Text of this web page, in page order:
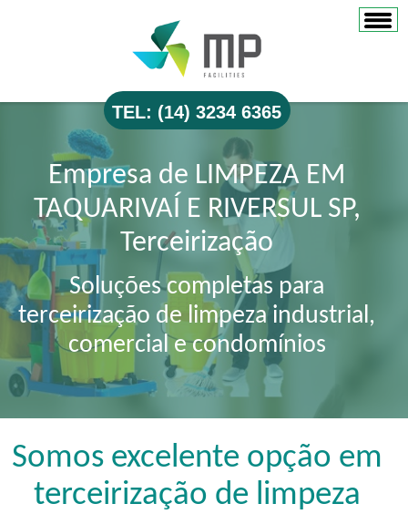
TEL: (14) 3234 6365
Empresa de LIMPEZA EM
TAQUARIVAÍ E RIVERSUL SP,
Terceirização
Soluções completas para
terceirização de limpeza industrial,
comercial e condomínios
Somos excelente opção em
terceirização de limpeza